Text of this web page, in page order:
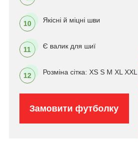
10 Якісні й міцні шви
11 Є валик для шиї
12 Розміна сітка: XS S M XL XXL
Замовити футболку